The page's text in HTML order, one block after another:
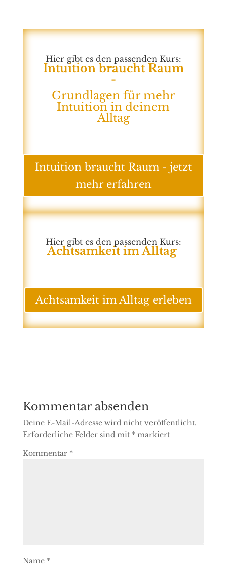
Hier gibt es den passenden Kurs:
Intuition braucht Raum
-
Grundlagen für mehr
Intuition in deinem
Alltag
Intuition braucht Raum - jetzt
mehr erfahren
Hier gibt es den passenden Kurs:
Achtsamkeit im Alltag
Achtsamkeit im Alltag erleben
Kommentar absenden
Deine E-Mail-Adresse wird nicht veröffentlicht.
Erforderliche Felder sind mit *markiert
Kommentar *
Name *